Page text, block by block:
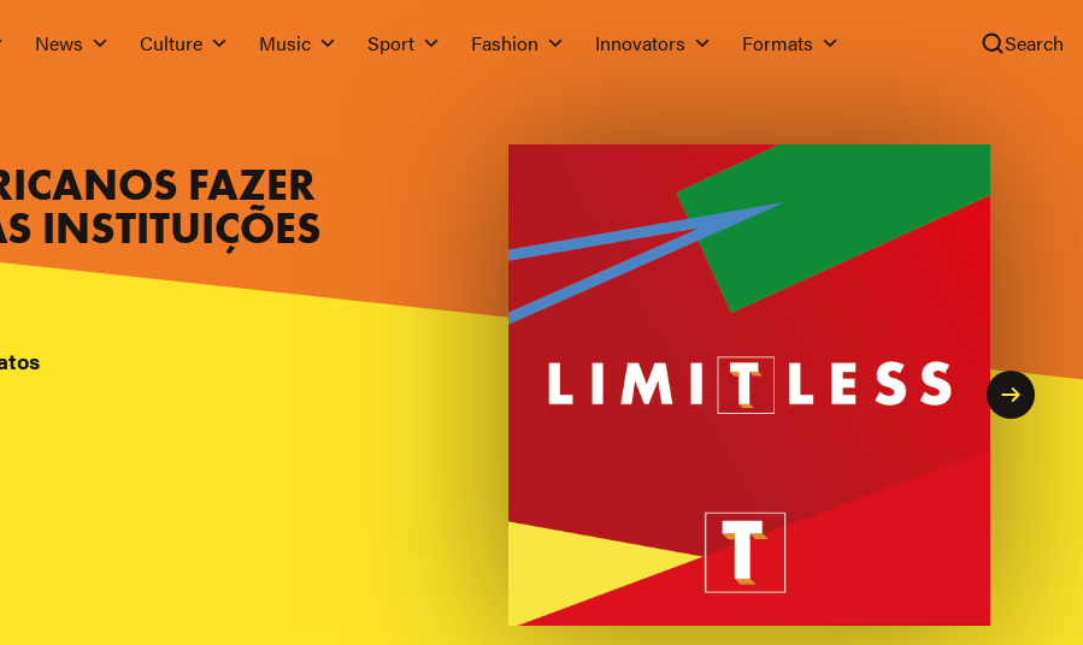
News Culture Music Sport Fashion Innovators Formats Search
FAZER
INSTITUIÇÕES